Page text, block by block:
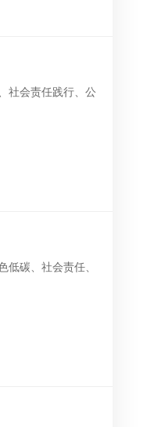
社会责任践行、公
碳、社会责任、